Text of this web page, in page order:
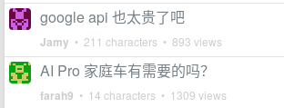
google api 也太贵了吧
Jamy • 211 characters • 893 views
AI Pro 家庭车有需要的吗？
farah9 • 14 characters • 1309 views